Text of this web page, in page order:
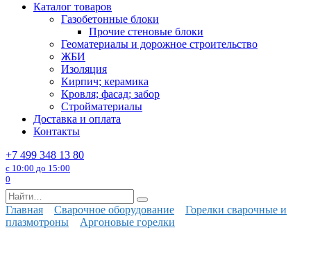
Каталог товаров
Газобетонные блоки
Прочие стеновые блоки
Геоматериалы и дорожное строительство
ЖБИ
Изоляция
Кирпич; керамика
Кровля; фасад; забор
Стройматериалы
Доставка и оплата
Контакты
+7 499 348 13 80
с 10:00 до 15:00
0
Search
for:
Главная Сварочное оборудование
Горелки сварочные и
плазмотроны
Аргоновые горелки